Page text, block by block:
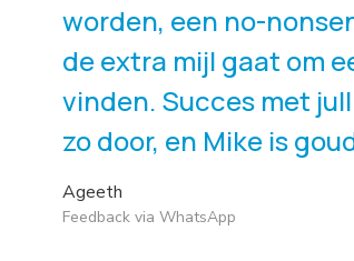
worden, een no-
de extra mijl gaat om
vinden. Succes met
zo door, en Mike is
Ageeth
Feedback via WhatsApp